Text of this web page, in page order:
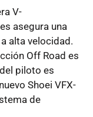
V-
asegura una
alta velocidad.
Off Road es
piloto es
Shoei VFX-
de